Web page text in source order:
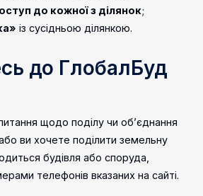
до кожної з ділянок;
із сусідньою ділянкою.
до ГлобалБуд
щодо поділу чи об’єднання
ви хочете поділити земельну
будівля або споруда,
телефонів вказаних на сайті.